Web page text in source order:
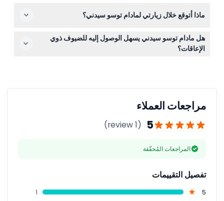
المواضيع المختلفة.
الظروف، لذا يرجى التأكد من حجز التاريخ والوقت الصحيحين
ماذا أتوقع خلال زيارتي لمادام توسو سيدني؟
واقعي، ومناطق ذات مواضيع مثل مارفل والتاريخ الأسترالي،
وعروض حية مع نجوم موسيقى، وفرص لالتقاط صور لا تُنسى
هل مادام توسو سيدني يسهل الوصول إليه للضيوف ذوي
الإعاقات؟
مراجعات العملاء
5
(1 review)
المراجعات المُحقّقة
تفصيل التقييمات
5
1